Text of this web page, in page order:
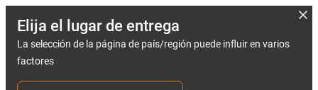
Elija el lugar de entrega
La selección de la página de país/región puede influir en varios
factores